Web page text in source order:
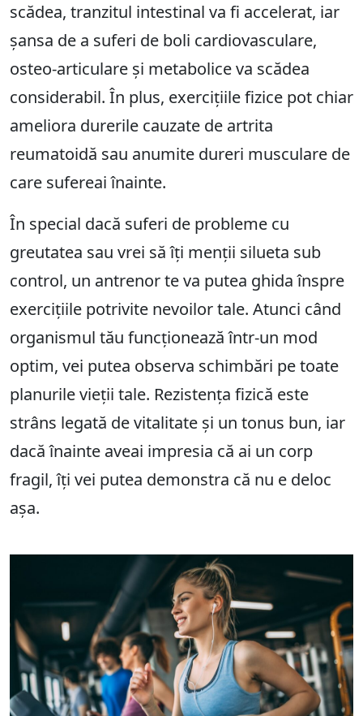
scădea, tranzitul intestinal va fi accelerat, iar
șansa de a suferi de boli cardiovasculare,
osteo-articulare și metabolice va scădea
considerabil. În plus, exercițiile fizice pot chiar
ameliora durerile cauzate de artrita
reumatoidă sau anumite dureri musculare de
care sufereai înainte.
În special dacă suferi de probleme cu
greutatea sau vrei să îți menții silueta sub
control, un antrenor te va putea ghida înspre
exercițiile potrivite nevoilor tale. Atunci când
organismul tău funcționează într-un mod
optim, vei putea observa schimbări pe toate
planurile vieții tale. Rezistența fizică este
strâns legată de vitalitate și un tonus bun, iar
dacă înainte aveai impresia că ai un corp
fragil, îți vei putea demonstra că nu e deloc
așa.